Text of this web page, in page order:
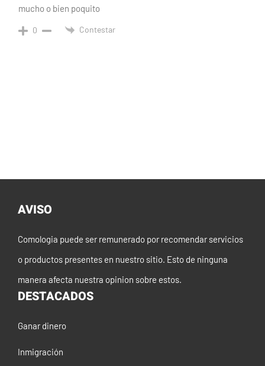
mucho o bien poquito
0 Contestar
AVISO
Comologia puede ser remunerado por recomendar servicios
o productos presentes en nuestro sitio. Esto de ninguna
manera afecta nuestra opinion sobre estos.
DESTACADOS
Ganar dinero
Inmigración